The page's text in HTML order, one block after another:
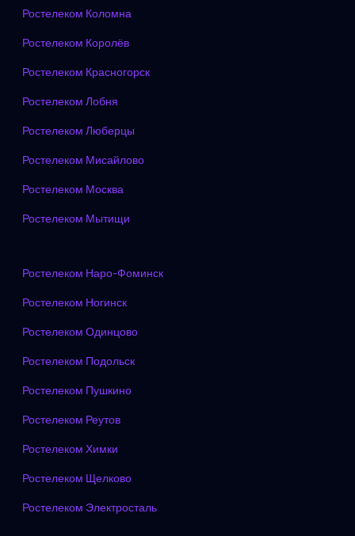
Ростелеком Коломна
Ростелеком Королёв
Ростелеком Красногорск
Ростелеком Лобня
Ростелеком Люберцы
Ростелеком Мисайлово
Ростелеком Москва
Ростелеком Мытищи
Ростелеком Наро-Фоминск
Ростелеком Ногинск
Ростелеком Одинцово
Ростелеком Подольск
Ростелеком Пушкино
Ростелеком Реутов
Ростелеком Химки
Ростелеком Щелково
Ростелеком Электросталь